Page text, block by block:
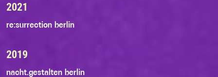
2021
re:surrection berlin
2019
nacht.gestalten berlin